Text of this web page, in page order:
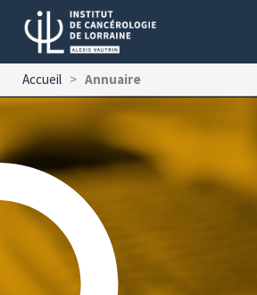
contenu
Accueil > Annuaire